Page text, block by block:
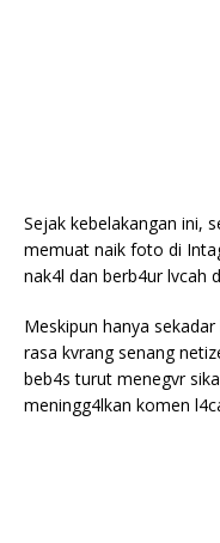
Sejak kebelakangan ini,
memuat naik foto di
nak4l dan berb4ur lvcah
Meskipun hanya
rasa kvrang senang
beb4s turut menegvr
meningg4lkan komen